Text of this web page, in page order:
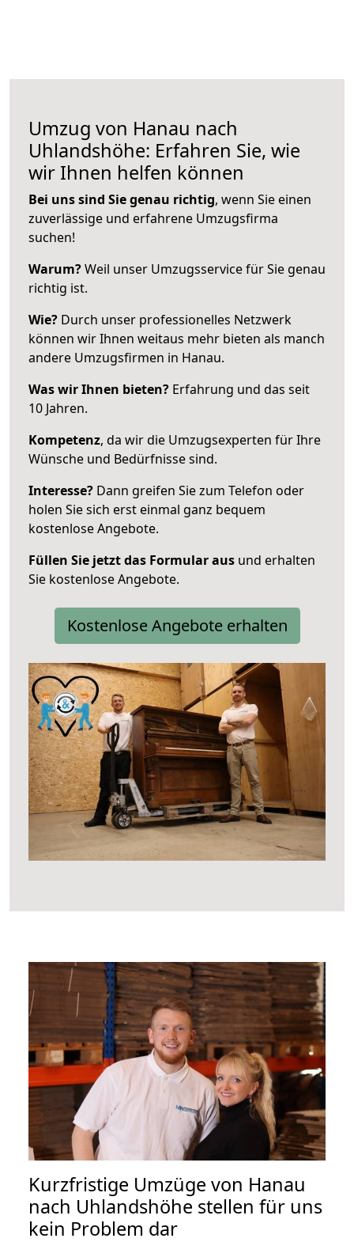
Umzug von Hanau nach
Uhlandshöhe: Erfahren Sie, wie
wir Ihnen helfen können
Bei uns sind Sie genau richtig, wenn Sie einen
zuverlässige und erfahrene Umzugsfirma
suchen!
Warum?Weil unser Umzugsservice für Sie genau
richtig ist.
Wie? Durch unser professionelles Netzwerk
können wir Ihnen weitaus mehr bieten als manch
andere Umzugsfirmen in Hanau.
Was wir Ihnen bieten? Erfahrung und das seit
10 Jahren.
Kompetenz, da wir die Umzugsexperten für Ihre
Wünsche und Bedürfnisse sind.
Interesse? Dann greifen Sie zum Telefon oder
holen Sie sich erst einmal ganz bequem
kostenlose Angebote.
Füllen Sie jetzt das Formular aus und erhalten
Sie kostenlose Angebote.
Kostenlose Angebote erhalten
Kurzfristige Umzüge von Hanau
nach Uhlandshöhe stellen für uns
kein Problem dar